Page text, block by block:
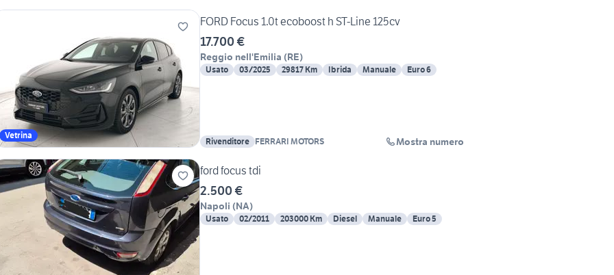
Vetrina
FORD Focus 1.0t ecoboost h ST-Line 125cv
17.700 €
Reggio nell'Emilia (RE)
Usato 03/2025 29817 Km Ibrida Manuale Euro 6
Rivenditore FERRARI MOTORS Mostra numero
ford focus tdi
2.500 €
Napoli (NA)
Usato 02/2011 203000 Km Diesel Manuale Euro 5